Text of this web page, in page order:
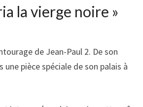
la vierge noire »
de Jean-Paul 2. De son
pièce spéciale de son palais à